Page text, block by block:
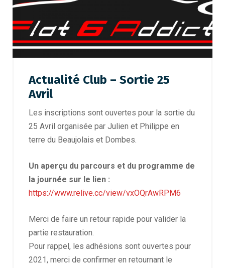
Actualité Club – Sortie 25
Avril
Les inscriptions sont ouvertes pour la sortie du
25 Avril organisée par Julien et Philippe en
terre du Beaujolais et Dombes.
Un aperçu du parcours et du programme de
la journée sur le lien :
https://www.relive.cc/view/vxOQrAwRPM6
Merci de faire un retour rapide pour valider la
partie restauration.
Pour rappel, les adhésions sont ouvertes pour
2021, merci de confirmer en retournant le